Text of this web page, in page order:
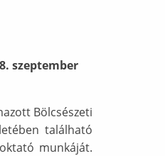
szeptember
Bölcsészeti
található
munkáját.